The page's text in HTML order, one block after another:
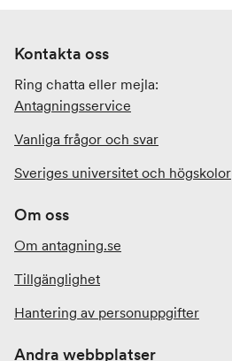
Kontakta oss
Ring chatta eller mejla:
Antagningsservice
Vanliga frågor och svar
Sveriges universitet och högskolor
Om oss
Om antagning.se
Tillgänglighet
Hantering av personuppgifter
Andra webbplatser